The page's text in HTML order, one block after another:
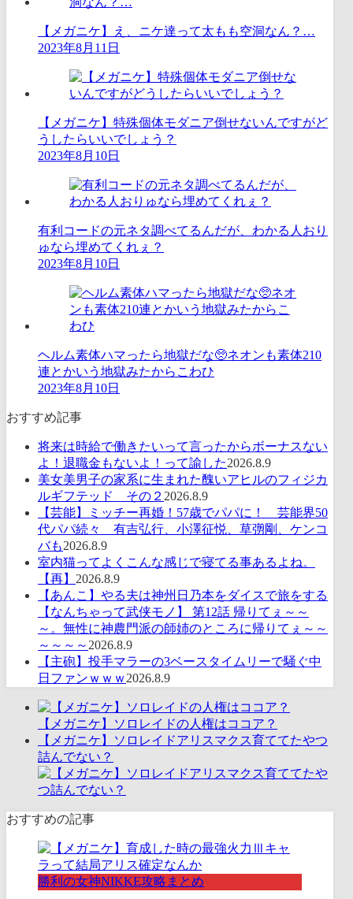
【メガニケ】え、ニケ達って太もも空洞なん？…
2023年8月11日
【メガニケ】特殊個体モダニア倒せないんですがど
うしたらいいでしょう？
2023年8月10日
有利コードの元ネタ調べてるんだが、わかる人おり
ゅなら埋めてくれぇ？
2023年8月10日
ヘルム素体ハマったら地獄だな🥺ネオンも素体210
連とかいう地獄みたからこわひ
2023年8月10日
おすすめ記事
将来は時給で働きたいって言ったからボーナスない
よ！退職金もないよ！って諭した2026.8.9
美女美男子の家系に生まれた醜いアヒルのフィジカ
ルギフテッド その２ 2026.8.9
【芸能】ミッチー再婚！57歳でパパに！ 芸能界50
代パパ続々 有吉弘行、小澤征悦、草彅剛、ケンコ
バも2026.8.9
室内猫ってよくこんな感じで寝てる事あるよね。
【再】 2026.8.9
【あんこ】やる夫は神州日乃本をダイスで旅をする
【なんちゃって武侠モノ】 第12話 帰りてぇ～～
～。無性に神農門派の師姉のところに帰りてぇ～～
～～～～ 2026.8.9
【主砲】投手マラーの3ベースタイムリーで騒ぐ中
日ファンｗｗｗ 2026.8.9
【メガニケ】ソロレイドの人権はココア？
【メガニケ】ソロレイドアリスマクス育ててたやつ
詰んでない？
おすすめの記事
勝利の女神NIKKE攻略まとめ